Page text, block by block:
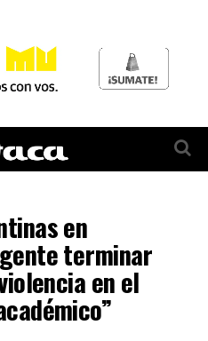
en
terminar
en el